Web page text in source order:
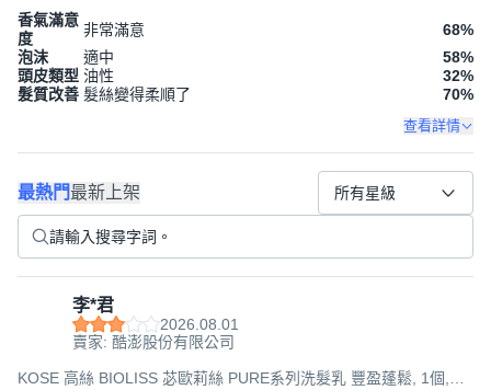
香氣滿意
度
非常滿意 68%
泡沫
適中 58%
頭皮類型 油性 32%
髮質改善 髮絲變得柔順了 70%
查看詳情
最熱門最新上架 所有星級
李*君
2026.08.01
賣家: 酷澎股份有限公司
KOSE 高絲 BIOLISS 苾歐莉絲 PURE系列洗髮乳 豐盈蓬鬆, 1個,